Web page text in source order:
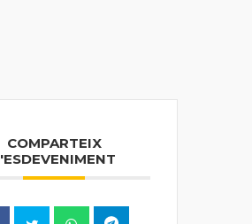
COMPARTEIX